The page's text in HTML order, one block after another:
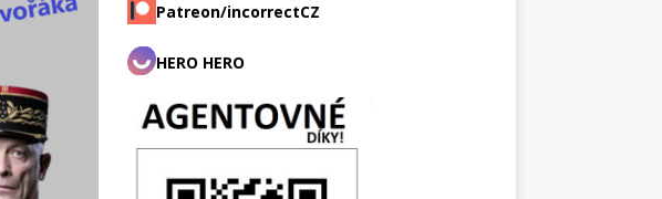
Patreon/incorrectCZ
HERO HERO